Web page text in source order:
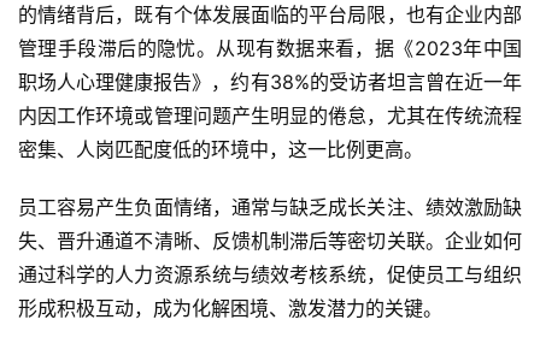
的情绪背后，既有个体发展面临的平台局限，也有企业内部
管理手段滞后的隐忧。从现有数据来看，据《2023年中国
职场人心理健康报告》，约有38%的受访者坦言曾在近一年
内因工作环境或管理问题产生明显的倦怠，尤其在传统流程
密集、人岗匹配度低的环境中，这一比例更高。
员工容易产生负面情绪，通常与缺乏成长关注、绩效激励缺
失、晋升通道不清晰、反馈机制滞后等密切关联。企业如何
通过科学的人力资源系统与绩效考核系统，促使员工与组织
形成积极互动，成为化解困境、激发潜力的关键。